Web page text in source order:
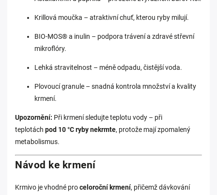
Krillová moučka – atraktivní chuť, kterou ryby milují.
BIO-MOS® a inulin – podpora trávení a zdravé střevní
mikroflóry.
Lehká stravitelnost – méně odpadu, čistější voda.
Plovoucí granule – snadná kontrola množství a kvality
krmení.
Upozornění: Při krmení sledujte teplotu vody – při
teplotách pod 10 °C ryby nekrmte, protože mají zpomalený
metabolismus.
Návod ke krmení
Krmivo je vhodné proceloroční krmení, přičemž dávkování